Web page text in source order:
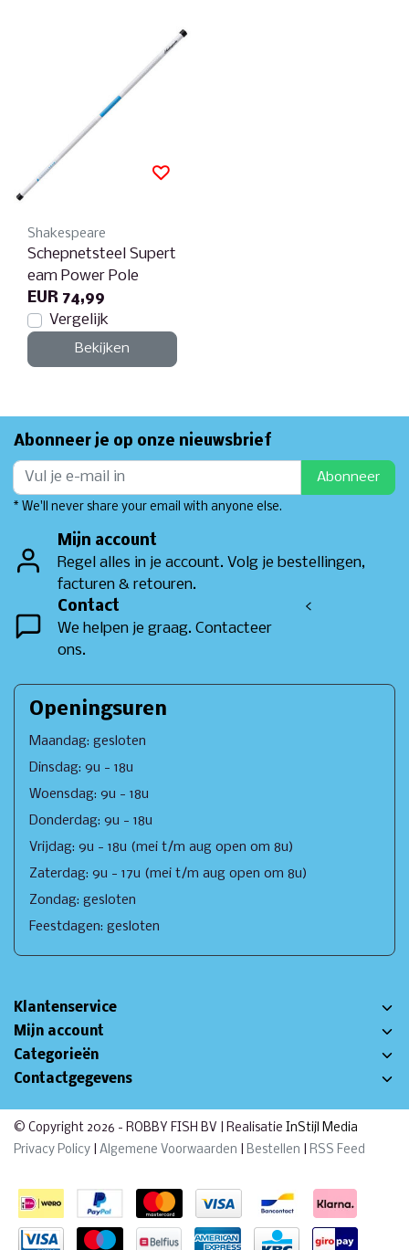
Shakespeare
Schepnetsteel Supert
eam Power Pole
EUR 74,99
Vergelijk
Bekijken
Abonneer je op onze nieuwsbrief
Abonneer
* We'll never share your email with anyone else.
Mijn account
Regel alles in je account. Volg je bestellingen,
facturen & retouren.
Contact
We helpen je graag. Contacteer
ons.
<
Openingsuren
Maandag: gesloten
Dinsdag: 9u - 18u
Woensdag: 9u - 18u
Donderdag: 9u - 18u
Vrijdag: 9u - 18u (mei t/m aug open om 8u)
Zaterdag: 9u - 17u (mei t/m aug open om 8u)
Zondag: gesloten
Feestdagen: gesloten
Klantenservice
Mijn account
Categorieën
Contactgegevens
© Copyright 2026 - ROBBY FISH BV | Realisatie InStijl Media
Privacy Policy
Algemene Voorwaarden Bestellen RSS Feed